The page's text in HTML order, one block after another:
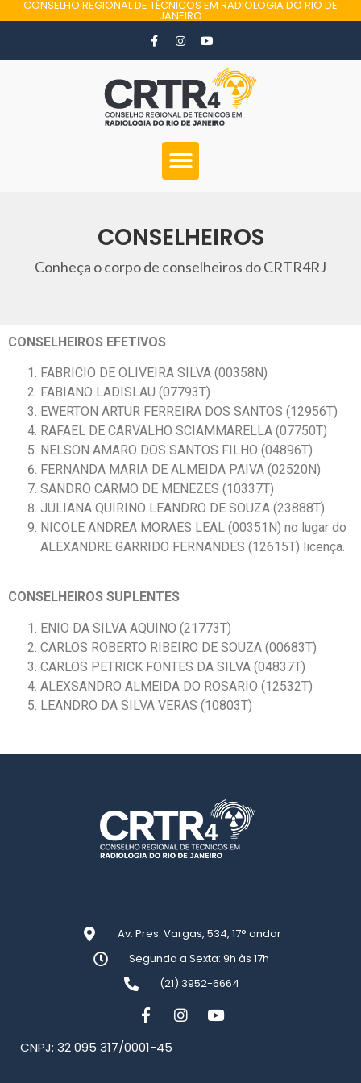
CONSELHO REGIONAL DE TÉCNICOS EM RADIOLOGIA DO RIO DE
JANEIRO
CONSELHEIROS
Conheça o corpo de conselheiros do CRTR4RJ
CONSELHEIROS EFETIVOS
FABRICIO DE OLIVEIRA SILVA (00358N)
FABIANO LADISLAU (07793T)
EWERTON ARTUR FERREIRA DOS SANTOS (12956T)
RAFAEL DE CARVALHO SCIAMMARELLA (07750T)
NELSON AMARO DOS SANTOS FILHO (04896T)
FERNANDA MARIA DE ALMEIDA PAIVA (02520N)
SANDRO CARMO DE MENEZES (10337T)
JULIANA QUIRINO LEANDRO DE SOUZA (23888T)
NICOLE ANDREA MORAES LEAL (00351N) no lugar do
ALEXANDRE GARRIDO FERNANDES (12615T) licença.
CONSELHEIROS SUPLENTES
ENIO DA SILVA AQUINO (21773T)
CARLOS ROBERTO RIBEIRO DE SOUZA (00683T)
CARLOS PETRICK FONTES DA SILVA (04837T)
ALEXSANDRO ALMEIDA DO ROSARIO (12532T)
LEANDRO DA SILVA VERAS (10803T)
Av. Pres. Vargas, 534, 17° andar
Segunda a Sexta: 9h às 17h
(21) 3952-6664
CNPJ: 32 095 317/0001-45